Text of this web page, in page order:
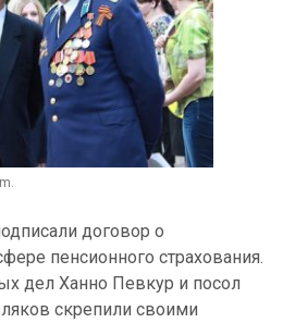
договор о
пенсионного страхования.
дел Ханно Певкур и посол
скрепили своими